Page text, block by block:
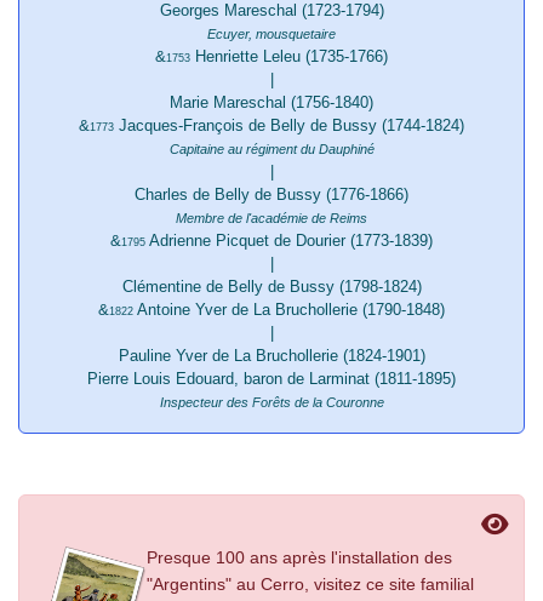
Georges Mareschal (1723-1794)
Ecuyer, mousquetaire
&1753 Henriette Leleu (1735-1766)
Marie Mareschal (1756-1840)
&1773 Jacques-François de Belly de Bussy (1744-1824)
Capitaine au régiment du Dauphiné
Charles de Belly de Bussy (1776-1866)
Membre de l'académie de Reims
&1795 Adrienne Picquet de Dourier (1773-1839)
Clémentine de Belly de Bussy (1798-1824)
&1822 Antoine Yver de La Bruchollerie (1790-1848)
Pauline Yver de La Bruchollerie (1824-1901)
Pierre Louis Edouard, baron de Larminat (1811-1895)
Inspecteur des Forêts de la Couronne
Presque 100 ans après l'installation des
"Argentins" au Cerro, visitez ce site familial